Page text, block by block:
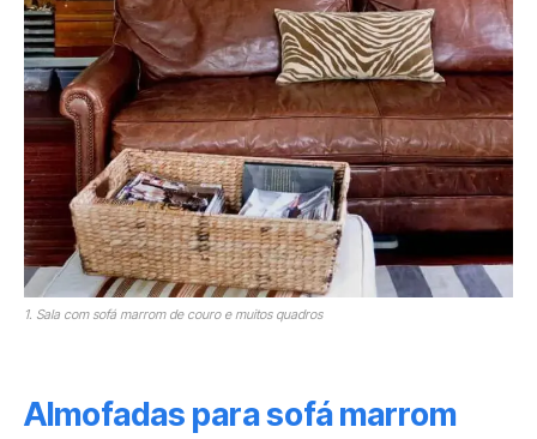
1. Sala com sofá marrom de couro e muitos quadros
Almofadas para sofá marrom